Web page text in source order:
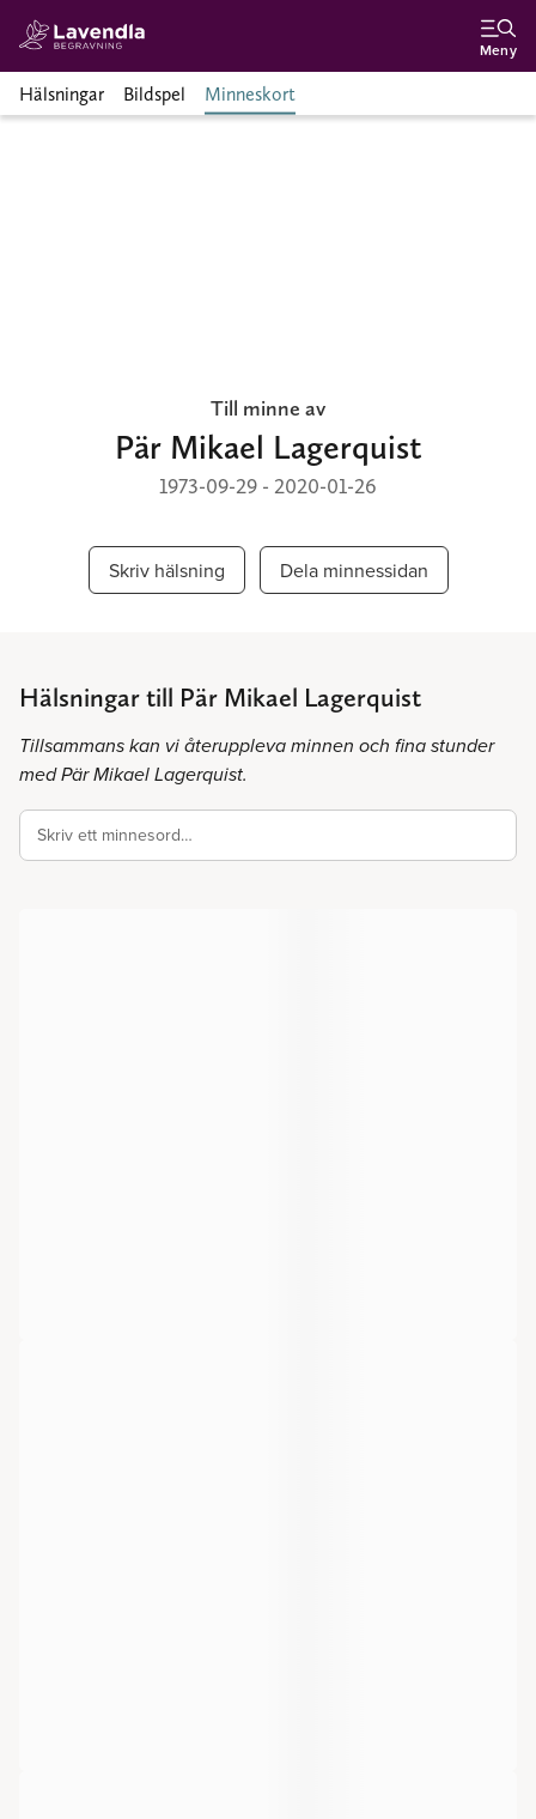
Meny
Hälsningar Bildspel Minneskort
Till minne av
Pär Mikael Lagerquist
1973-09-29 - 2020-01-26
Skriv hälsning Dela minnessidan
Hälsningar till Pär Mikael Lagerquist
Tillsammans kan vi återuppleva minnen och fina stunder
med Pär Mikael Lagerquist.
Skriv ett minnesord…